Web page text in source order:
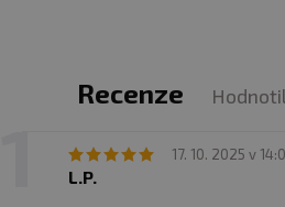
Recenze
17. 10. 2025 v
L.P.